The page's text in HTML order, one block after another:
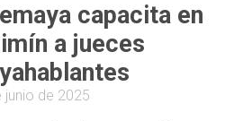
capacita en
a jueces
junio de 2025